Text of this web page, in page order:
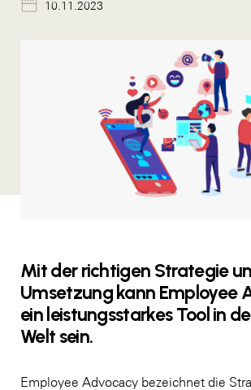
10.11.2023
Mit der richtigen Strategie
Umsetzung kann Employee
ein leistungsstarkes Tool in
Welt sein.
Employee Advocacy bezeichnet die